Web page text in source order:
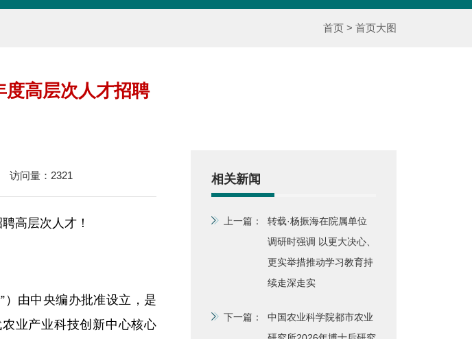
流 研究生培养
导师队伍
规章制度
学生活动
材料下载
成果转化
专栏技术
党建文化 农科研学 园区服务
首页 > 首页大图
度高层次人才招聘
访问量： 2321
高层次人才！
）由中央编办批准设立，是
业产业科技创新中心核心
相关新闻
上一篇：
转载·杨振海在院属单位
调研时强调 以更大决心、
更实举措推动学习教育持
续走深走实
下一篇：
中国农业科学院都市农业